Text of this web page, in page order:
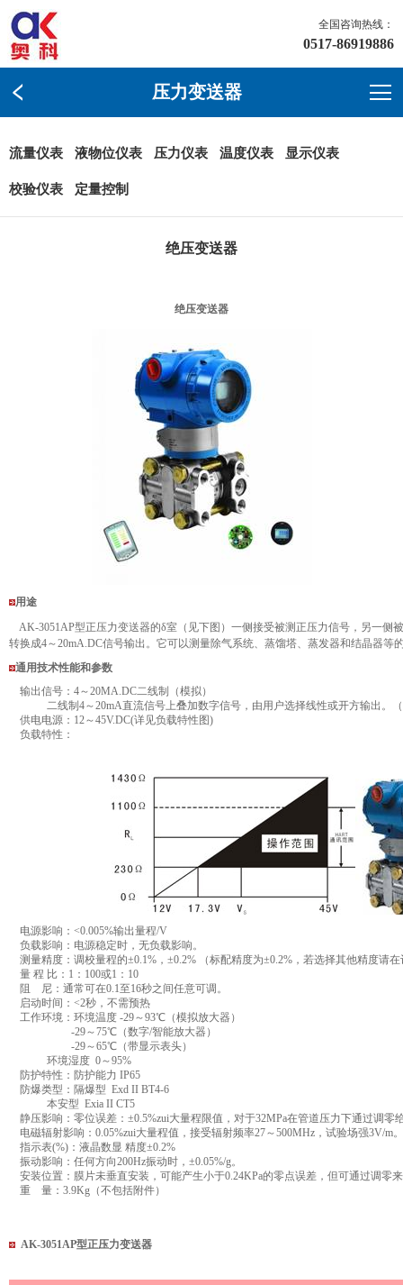
全国咨询热线：
0517-86919886
压力变送器
流量仪表 液物位仪表 压力仪表 温度仪表 显示仪表
校验仪表 定量控制
绝压变送器
绝压变送器
用途
AK-3051AP型正压力变送器的δ室（见下图）一侧接受被测正压力信号，另一侧
转换成4～20mA.DC信号输出。它可以测量除气系统、蒸馏塔、蒸发器和结晶器等
通用技术性能和参数
输出信号：4～20MA.DC二线制（模拟）
二线制4～20mA直流信号上叠加数字信号，由用户选择线性或开方输出。
供电电源：12～45V.DC(详见负载特性图)
负载特性：
电源影响：<0.005%输出量程/V
负载影响：电源稳定时，无负载影响。
测量精度：调校量程的±0.1%，±0.2% （标配精度为±0.2%，若选择其他精度请
量 程 比：1：100或1：10
阻 尼：通常可在0.1至16秒之间任意可调。
启动时间：<2秒，不需预热
工作环境：环境温度 -29～93℃ （模拟放大器）
-29～75℃ （数字/智能放大器）
-29～65℃ （带显示表头）
环境湿度 0～95%
防护特性：防护能力 IP65
防爆类型：隔爆型 Exd II BT4-6
本安型 Exia II CT5
静压影响：零位误差：±0.5%zui大量程限值，对于32MPa在管道压力下通过调零
电磁辐射影响：0.05%zui大量程值，接受辐射频率27～500MHz，试验场强3V/m。
指示表(%)：液晶数显 精度±0.2%
振动影响：任何方向200Hz振动时，±0.05%/g。
安装位置：膜片未垂直安装，可能产生小于0.24KPa的零点误差，但可通过调零
重 量： 3.9Kg （不包括附件）
AK-3051AP型正压力变送器